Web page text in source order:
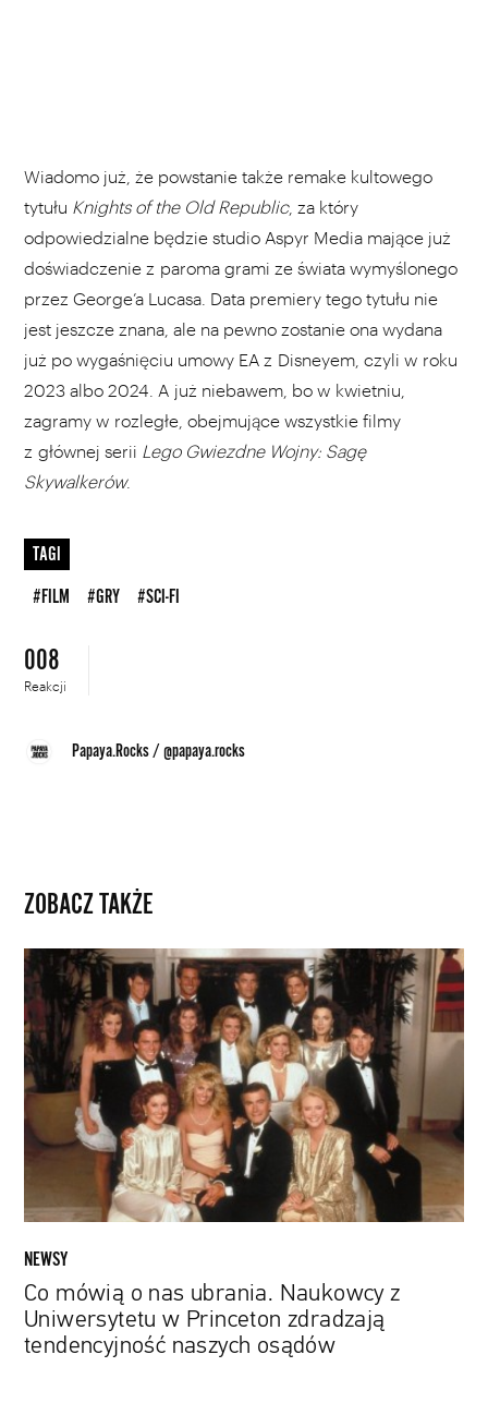
Wiadomo już, że powstanie także remake kultowego
tytułu Knights of the Old Republic, za który
odpowiedzialne będzie studio Aspyr Media mające już
doświadczenie z paroma grami ze świata wymyślonego
przez George’a Lucasa. Data premiery tego tytułu nie
jest jeszcze znana, ale na pewno zostanie ona wydana
już po wygaśnięciu umowy EA z Disneyem, czyli w roku
2023 albo 2024. A już niebawem, bo w kwietniu,
zagramy w rozległe, obejmujące wszystkie filmy
z głównej serii Lego Gwiezdne Wojny: Sagę
Skywalkerów.
TAGI
#FILM #GRY #SCI-FI
008
Reakcji
Papaya.Rocks/@papaya.rocks
ZOBACZ TAKŻE
Co
mówią
nas
ubrania.
Naukowcy
z
Uniwersytetu
zdradzają
tendencyjność
osądów
NEWSY
Co mówią o nas ubrania. Naukowcy z
Uniwersytetu w Princeton zdradzają
tendencyjność naszych osądów